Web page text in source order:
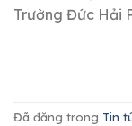
Trường Đức Hải
Đã đăng trong Tin